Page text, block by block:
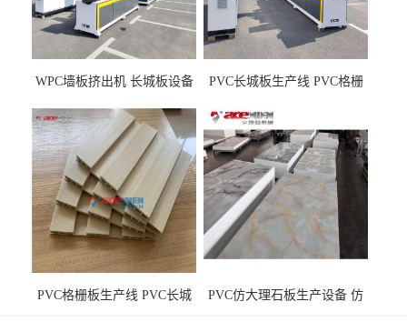
WPC墙板挤出机 长城板设备
PVC长城板生产线 PVC格栅
PVC格栅板生产线 PVC长城
PVC仿大理石板生产设备 仿